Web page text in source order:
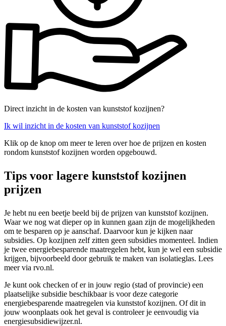
Direct inzicht in de kosten van kunststof kozijnen?
Ik wil inzicht in de kosten van kunststof kozijnen
Klik op de knop om meer te leren over hoe de prijzen en kosten
rondom kunststof kozijnen worden opgebouwd.
Tips voor lagere kunststof kozijnen
prijzen
Je hebt nu een beetje beeld bij de prijzen van kunststof kozijnen.
Waar we nog wat dieper op in kunnen gaan zijn de mogelijkheden
om te besparen op je aanschaf. Daarvoor kun je kijken naar
subsidies. Op kozijnen zelf zitten geen subsidies momenteel. Indien
je twee energiebesparende maatregelen hebt, kun je wel een subsidie
krijgen, bijvoorbeeld door gebruik te maken van isolatieglas. Lees
meer via rvo.nl.
Je kunt ook checken of er in jouw regio (stad of provincie) een
plaatselijke subsidie beschikbaar is voor deze categorie
energiebesparende maatregelen via kunststof kozijnen. Of dit in
jouw woonplaats ook het geval is controleer je eenvoudig via
energiesubsidiewijzer.nl.